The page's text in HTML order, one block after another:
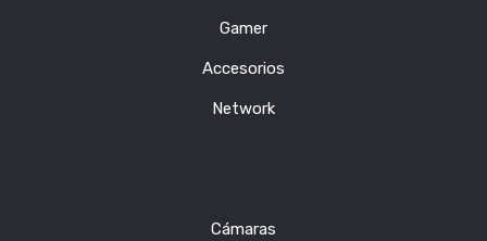
Gamer
Accesorios
Network
Cámaras